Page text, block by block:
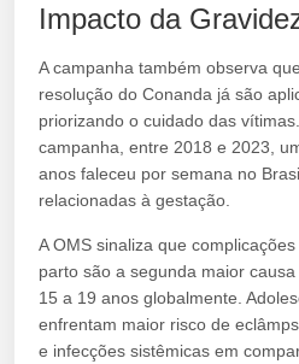
Impacto da
A campanha também observa
resolução do Conanda já são
priorizando o cuidado das
campanha, entre 2018 e 2023,
anos faleceu por semana no
relacionadas à gestação.
A OMS sinaliza que
parto são a segunda maior
15 a 19 anos globalmente.
enfrentam maior risco de
e infecções sistêmicas em